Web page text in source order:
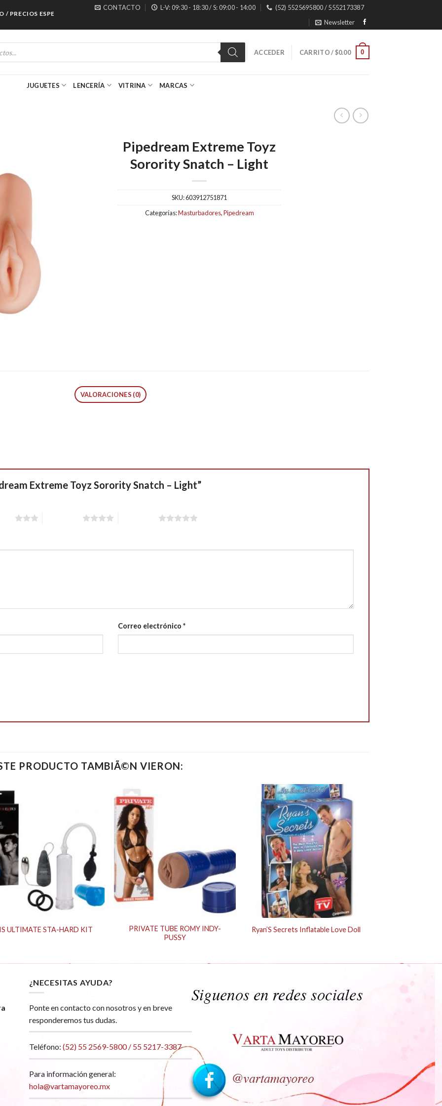
ESPECIALES PARA MAYORISTAS
CONTACTO L-V: 09:30 - 18:30 / S: 09:00 - 14:00
(52) 5525695800 / 5552173387
Newsletter
ACCEDER CARRITO /$0.00 0
JUGUETES LENCERÍA VITRINA MARCAS
Pipedream Extreme Toyz
Sorority Snatch – Light
SKU:603912751871
Categorías:Masturbadores,Pipedream
VALORACIONES (0)
Extreme Toyz Sorority Snatch – Light”
Correo electrónico *
PRODUCTO TAMBIÃ©N VIERON:
ULTIMATE STA-HARD KIT
PRIVATE TUBE ROMY INDY-
PUSSY
Ryan’S Secrets Inflatable Love Doll
¿NECESITAS AYUDA?
Ponte en contacto con nosotros y en breve
responderemos tus dudas.
Teléfono: (52) 55 2569-5800 / 55 5217-3387
Para información general:
hola@vartamayoreo.mx